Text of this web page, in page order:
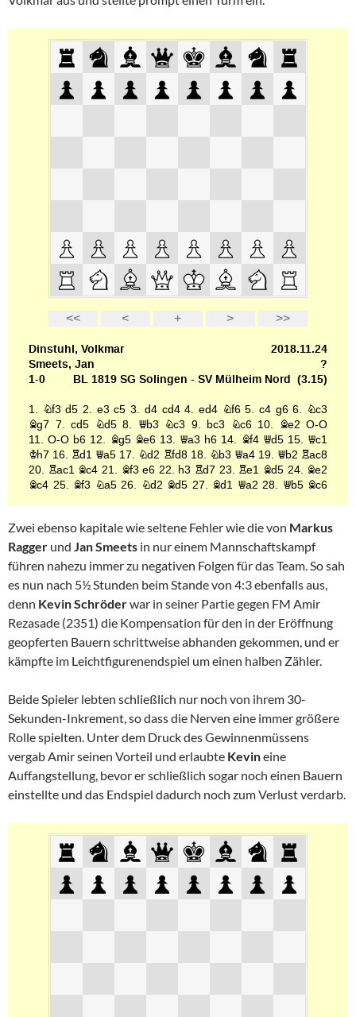
Zwei ebenso kapitale wie seltene Fehler wie die von Markus
Ragger und Jan Smeets in nur einem Mannschaftskampf
führen nahezu immer zu negativen Folgen für das Team. So sah
es nun nach 5½ Stunden beim Stande von 4:3 ebenfalls aus,
denn Kevin Schröderwar in seiner Partie gegen FM Amir
Rezasade (2351) die Kompensation für den in der Eröffnung
geopferten Bauern schrittweise abhanden gekommen, und er
kämpfte im Leichtfigurenendspiel um einen halben Zähler.
Beide Spieler lebten schließlich nur noch von ihrem 30-
Sekunden-Inkrement, so dass die Nerven eine immer größere
Rolle spielten. Unter dem Druck des Gewinnenmüssens
vergab Amir seinen Vorteil und erlaubte Kevineine
Auffangstellung, bevor er schließlich sogar noch einen Bauern
einstellte und das Endspiel dadurch noch zum Verlust verdarb.